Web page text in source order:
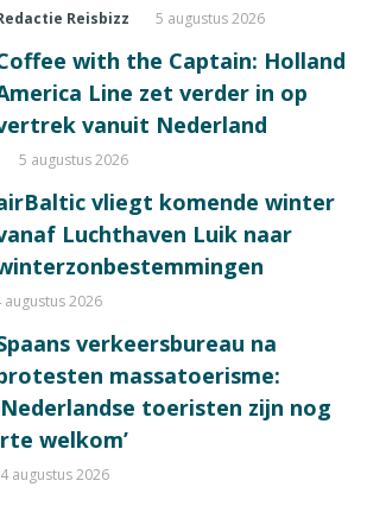
Reisbizz 5 augustus 2026
with the Captain: Holland
Line zet verder in op
vanuit Nederland
5 augustus 2026
vliegt komende winter
Luchthaven Luik naar
augustus 2026
verkeersbureau na
massatoerisme:
toeristen zijn nog
welkom’
4 augustus 2026